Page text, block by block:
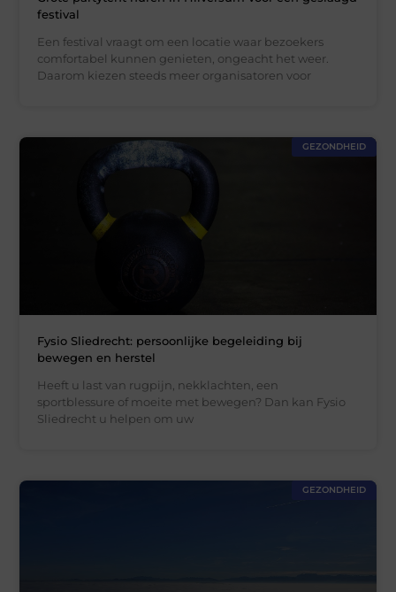
festival
Een festival vraagt om een locatie waar bezoekers
comfortabel kunnen genieten, ongeacht het weer.
Daarom kiezen steeds meer organisatoren voor
GEZONDHEID
Fysio Sliedrecht: persoonlijke begeleiding bij
bewegen en herstel
Heeft u last van rugpijn, nekklachten, een
sportblessure of moeite met bewegen? Dan kan Fysio
Sliedrecht u helpen om uw
GEZONDHEID